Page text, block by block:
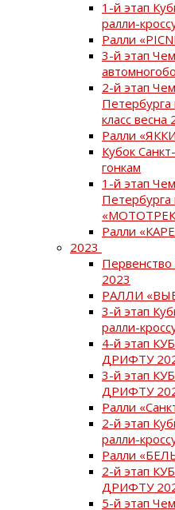
1-й этап
ралли-
Ралли
3-й этап
2-й этап
класс весна
Ралли
Кубок
гонкам
1-й этап
«МОТОТРЕК
Ралли
2023
2023
РАЛЛИ
3-й этап
ралли-
4-й этап
ДРИФТУ
3-й этап
ДРИФТУ
Ралли
2-й этап
ралли-
Ралли
2-й этап
ДРИФТУ
5-й этап